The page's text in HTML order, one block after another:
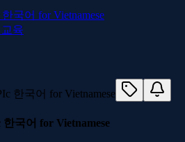
국어 for Vietnamese
국어 for Vietnamese